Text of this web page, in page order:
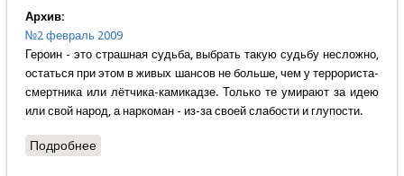
Архив:
№2 февраль 2009
Героин - это страшная судьба, выбрать такую судьбу несложно,
остаться при этом в живых шансов не больше, чем у террориста-
смертника или лётчика-камикадзе. Только те умирают за идею
или свой народ, а наркоман - из-за своей слабости и глупости.
Подробнеео Александр Скорупский - Прегради дорогу смерти